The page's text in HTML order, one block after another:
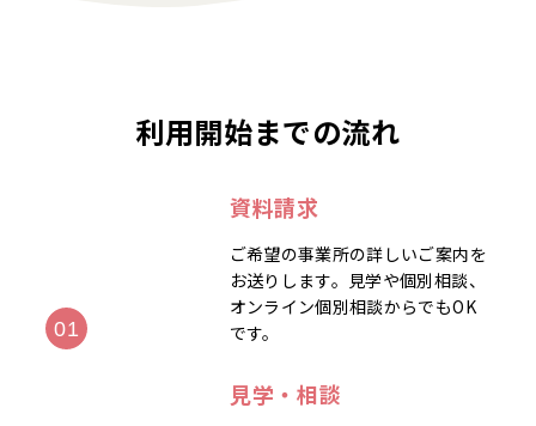
利用開始までの流れ
資料請求
ご希望の事業所の詳しいご案内を
お送りします。見学や個別相談、
オンライン個別相談からでもOK
です。
見学・相談